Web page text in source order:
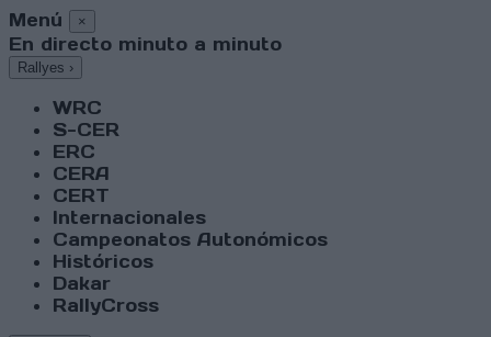
Menú ×
En directo minuto a minuto
Rallyes ›
WRC
S-CER
ERC
CERA
CERT
Internacionales
Campeonatos Autonómicos
Históricos
Dakar
RallyCross